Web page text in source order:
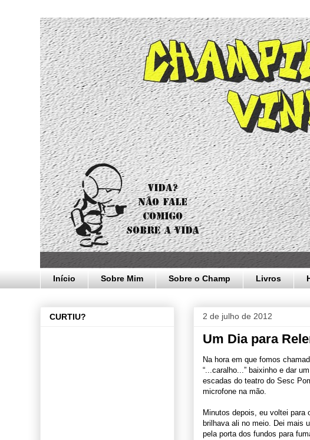
Início Sobre Mim Sobre o Champ Livros
2 de julho de 2012
Um Dia para
Na hora em que fomos
“...caralho...” baixinho e dar
escadas do teatro do Sesc
microfone na mão.
Minutos depois, eu voltei
brilhava ali no meio. Dei mais
pela porta dos fundos para
CURTIU?